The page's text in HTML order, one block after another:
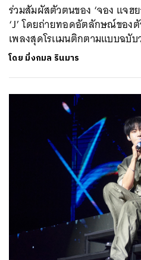
ร่วมสัมผัสตัวตนของ ‘จอง แจฮ
‘J’ โดยถ่ายทอดอัตลักษณ์ของตั
เพลงสุดโรเเมนติกตามแบบฉบั
โดย มิ่งกมล รินมาร